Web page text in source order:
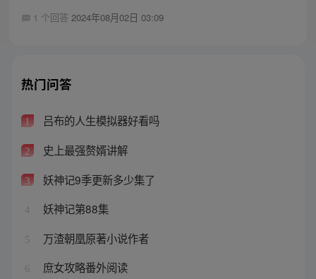
1 个回答 2024年08月02日 03:09
热门问答
1 吕布的人生模拟器好看吗
2 史上最强赘婿讲解
3 妖神记9季更新多少集了
4 妖神记第88集
5 万渣朝凰原著小说作者
6 庶女攻略番外阅读